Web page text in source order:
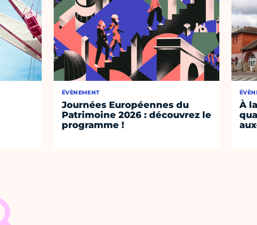
ÉVÈNEMENT
Journées Européennes du
Patrimoine 2026 : découvrez le
programme !
À